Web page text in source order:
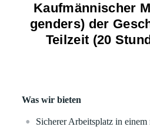
Kaufmännischer
genders) der
Teilzeit (20
Was wir bieten
Sicherer Arbeitsplatz in